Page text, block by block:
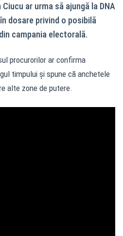
ar urma să ajungă la DNA
dosare privind o posibilă
campania electorală.
procurorilor ar confirma
timpului și spune că anchetele
alte zone de putere.